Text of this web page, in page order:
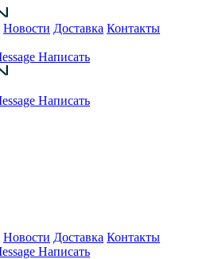
Новости Доставка Контакты
Написать
Написать
Новости Доставка Контакты
Написать